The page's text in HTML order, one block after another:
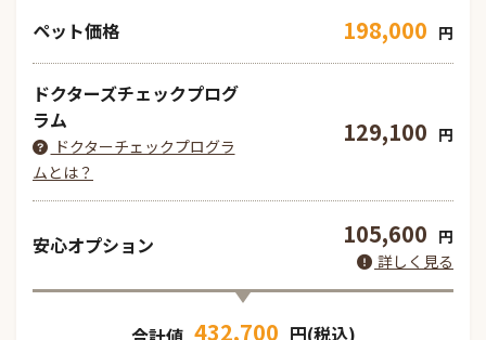
ペット価格 198,000 円
ドクターズチェックプログ
ラム
ドクターチェックプログラ
ムとは？
129,100 円
安心オプション 105,600 円
詳しく見る
432,700 円(税込)